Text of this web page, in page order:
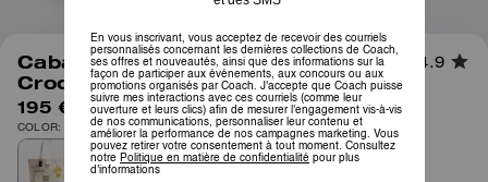
1/7
Cabas Utility Avec Imprimé
Croquis
4.9
195 €
COLOR: Naturel multi